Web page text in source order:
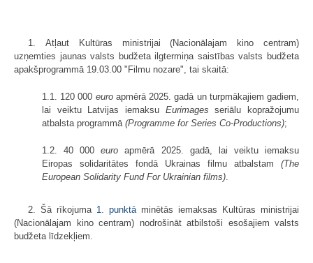
1. Atļaut Kultūras ministrijai (Nacionālajam kino centram)
uzņemties jaunas valsts budžeta ilgtermiņa saistības valsts budžeta
apakšprogrammā 19.03.00 "Filmu nozare", tai skaitā:
1.1. 120 000 euroapmērā 2025. gadā un turpmākajiem gadiem,
lai veiktu Latvijas iemaksu Eurimages seriālu kopražojumu
atbalsta programmā (Programme for Series Co-Productions);
1.2. 40 000euro apmērā 2025. gadā, lai veiktu iemaksu
Eiropas solidaritātes fondā Ukrainas filmu atbalstam (The
European Solidarity Fund For Ukrainian films)
2. Šā rīkojuma 1. punktā minētās iemaksas Kultūras ministrijai
(Nacionālajam kino centram) nodrošināt atbilstoši esošajiem valsts
budžeta līdzekļiem.